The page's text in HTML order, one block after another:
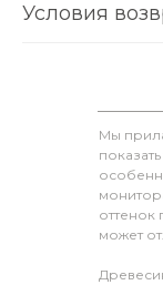
Условия
Мы
оттенок
может